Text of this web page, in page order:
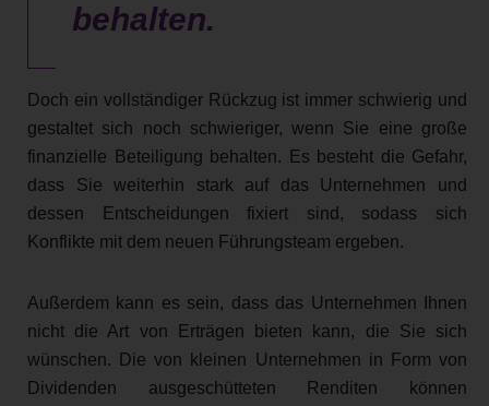
behalten.
Doch ein vollständiger Rückzug ist immer schwierig und
gestaltet sich noch schwieriger, wenn Sie eine große
finanzielle Beteiligung behalten. Es besteht die Gefahr,
dass Sie weiterhin stark auf das Unternehmen und
dessen Entscheidungen fixiert sind, sodass sich
Konflikte mit dem neuen Führungsteam ergeben.
Außerdem kann es sein, dass das Unternehmen Ihnen
nicht die Art von Erträgen bieten kann, die Sie sich
wünschen. Die von kleinen Unternehmen in Form von
Dividenden ausgeschütteten Renditen können